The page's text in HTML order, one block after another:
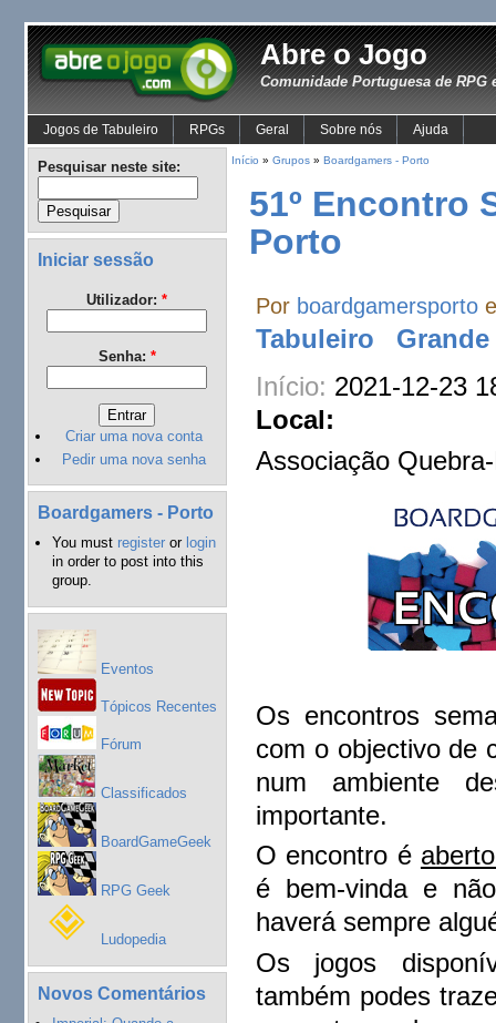
Abre o Jogo
Comunidade Portuguesa de RPG
Jogos de Tabuleiro RPGs Geral Sobre nós Ajuda
Pesquisar neste site:
Iniciar sessão
Utilizador: *
Senha: *
Criar uma nova conta
Pedir uma nova senha
Boardgamers - Porto
You must registeror login
in order to post into this
group.
Eventos
Tópicos Recentes
Fórum
Classificados
BoardGameGeek
RPG Geek
Ludopedia
Novos Comentários
Início » Grupos» Boardgamers - Porto
51º Encontro
Porto
Por boardgamersporto
Tabuleiro
Início: 2021-12-23
Local:
Associação
Os encontros
com o objectivo de
num ambiente
importante.
O encontro é
é bem-vinda e
haverá sempre
Os jogos
também podes